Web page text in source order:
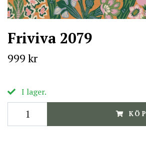
Friviva 2079
999 kr
I lager.
KÖP